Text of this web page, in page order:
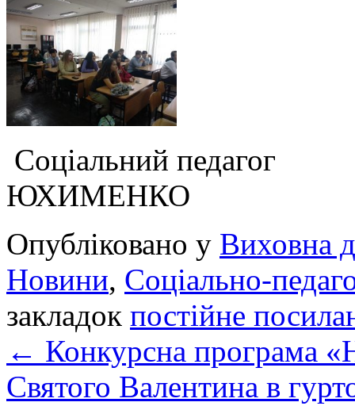
Соціальний
ЮХИМЕНКО
Опубліковано у Виховна
Новини, Соціально-
закладок постійне
← Конкурсна програма
Святого Валентина в